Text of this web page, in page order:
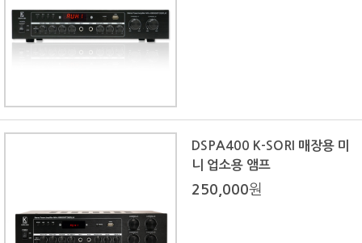
DSPA400 K-SORI 매장용 미
니 업소용 앰프
250,000원